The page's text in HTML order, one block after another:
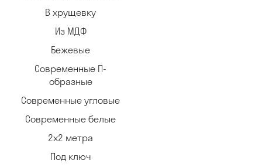
В хрущевку
Из МДФ
Бежевые
Современные П-
образные
Современные угловые
Современные белые
2х2 метра
Под ключ